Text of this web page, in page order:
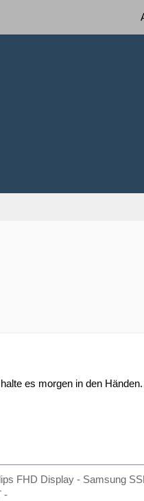
es morgen in den Händen.
FHD Display - Samsung
-